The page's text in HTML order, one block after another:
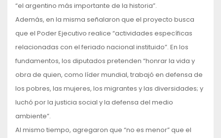
“el argentino más importante de la historia”.
Además, en la misma señalaron que el proyecto busca
que el Poder Ejecutivo realice “actividades específicas
relacionadas con el feriado nacional instituido”. En los
fundamentos, los diputados pretenden “honrar la vida y
obra de quien, como líder mundial, trabajó en defensa de
los pobres, las mujeres, los migrantes y las diversidades; y
luchó por la justicia social y la defensa del medio
ambiente”.
Al mismo tiempo, agregaron que “no es menor” que el